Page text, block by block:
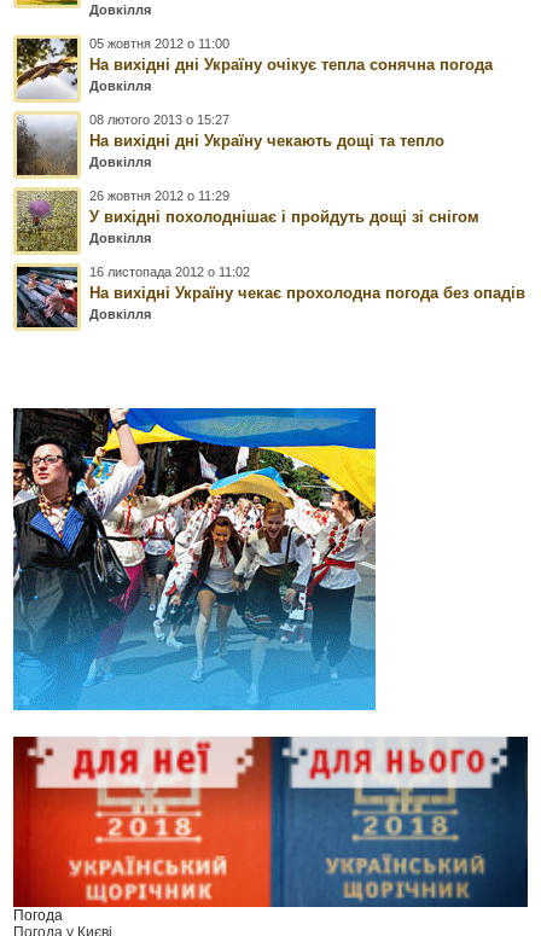
Довкілля
05 жовтня 2012 о 11:00
На вихідні дні Україну очікує тепла сонячна погода
Довкілля
08 лютого 2013 о 15:27
На вихідні дні Україну чекають дощі та тепло
Довкілля
26 жовтня 2012 о 11:29
У вихідні похолоднішає і пройдуть дощі зі снігом
Довкілля
16 листопада 2012 о 11:02
На вихідні Україну чекає прохолодна погода без опадів
Довкілля
Погода
Погода у Києві